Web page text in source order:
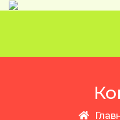
Перейти к содержанию